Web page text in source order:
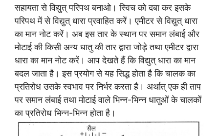
सहायता से विद्युत् परिपथ बनाओ। स्विच को दबा कर इसके
परिपथ में से विद्युत् धारा प्रवाहित करें। एमीटर से विद्युत् धारा
का मान नोट करें। अब इस तार के स्थान पर समान लंबाई और
मोटाई की किसी अन्य धातु की तार द्वारा जोड़े तथा एमीटर द्वारा
धारा का मान नोट करें। आप देखते हैं कि विद्युत् धारा का मान
बदल जाता है। इस प्रयोग से यह सिद्ध होता है कि चालक का
प्रतिरोध उसके स्वभाव पर निर्भर करता है। अर्थात् एक ही ताप
पर समान लंबाई तथा मोटाई वाले भिन्न-भिन्न धातुओं के चालकों
का प्रतिरोध भिन्न-भिन्न होता है।